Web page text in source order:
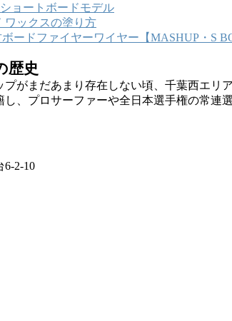
ョートボードモデル
ワックスの塗り方
ードファイヤーワイヤー【MASHUP・S
歴史
がまだあまり存在しない頃、千葉西エリ
、プロサーファーや全日本選手権の常連
6-2-10